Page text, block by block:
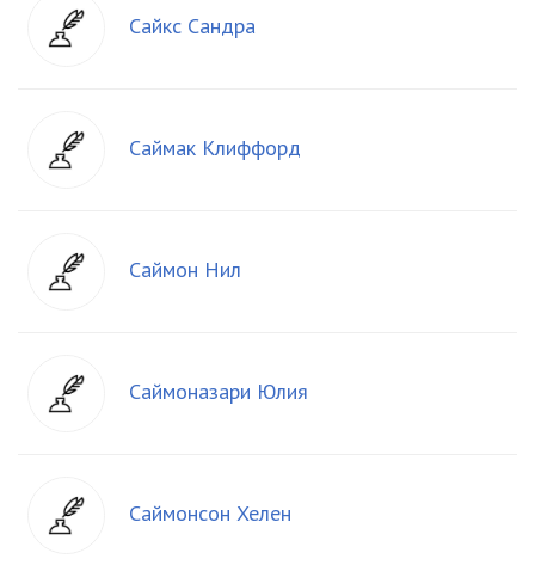
Сайкс Сандра
Саймак Клиффорд
Саймон Нил
Саймоназари Юлия
Саймонсон Хелен